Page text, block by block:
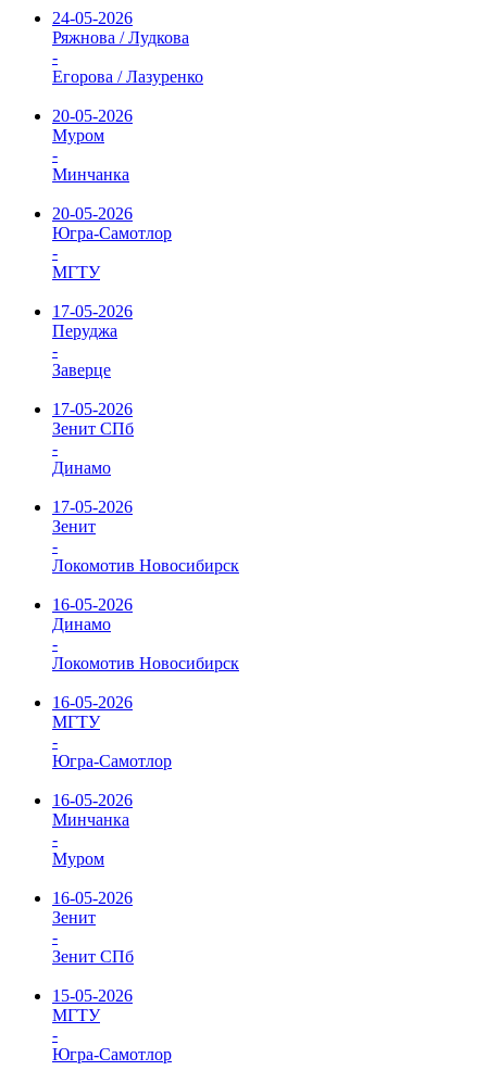
24-05-2026
Ряжнова / Лудкова
-
Егорова / Лазуренко
20-05-2026
Муром
-
Минчанка
20-05-2026
Югра-Самотлор
-
МГТУ
17-05-2026
Перуджа
-
Заверце
17-05-2026
Зенит СПб
-
Динамо
17-05-2026
Зенит
-
Локомотив Новосибирск
16-05-2026
Динамо
-
Локомотив Новосибирск
16-05-2026
МГТУ
-
Югра-Самотлор
16-05-2026
Минчанка
-
Муром
16-05-2026
Зенит
-
Зенит СПб
15-05-2026
МГТУ
-
Югра-Самотлор